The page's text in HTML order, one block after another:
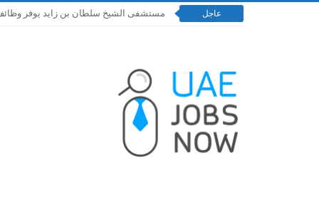
عاجل مستشفى الشيخ سلطان بن زايد يوفر وظائف إدارية